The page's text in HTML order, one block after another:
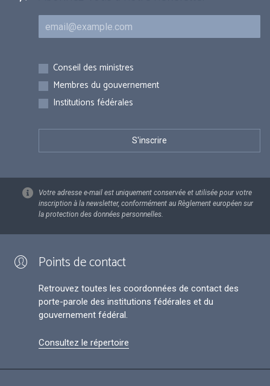
Courriel
Inscriptions
Conseil des ministres
Membres du gouvernement
Institutions fédérales
Votre adresse e-mail est uniquement conservée et utilisée pour votre
inscription à la newsletter, conformément au Règlement européen sur
la protection des données personnelles.
Points de contact
Retrouvez toutes les coordonnées de contact des
porte-parole des institutions fédérales et du
gouvernement fédéral.
Consultez le répertoire